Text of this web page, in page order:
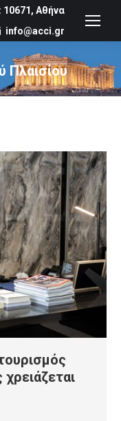
10671, Αθήνα
info@acci.gr
Πλαισίου
here: